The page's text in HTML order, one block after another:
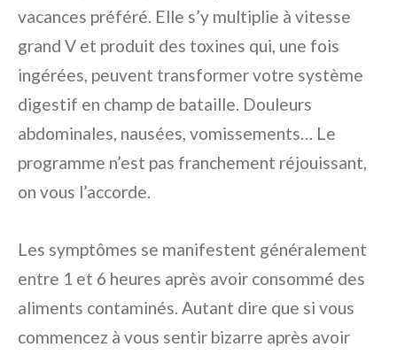
vacances préféré. Elle s’y multiplie à vitesse
grand V et produit des toxines qui, une fois
ingérées, peuvent transformer votre système
digestif en champ de bataille. Douleurs
abdominales, nausées, vomissements… Le
programme n’est pas franchement réjouissant,
on vous l’accorde.
Les symptômes se manifestent généralement
entre 1 et 6 heures après avoir consommé des
aliments contaminés. Autant dire que si vous
commencez à vous sentir bizarre après avoir